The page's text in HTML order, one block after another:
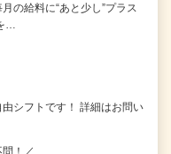
の給料に“あと少し”プラス
…
シフトです！ 詳細はお問い
！／